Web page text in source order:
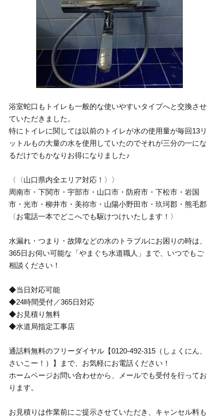
浴室蛇口もトイレも一般的な使いやすいタイプへと交換させ
ていただきました。
特にトイレに関しては以前のトイレが水の使用量が毎回13リ
ットルもの大量の水を使用していたのでそれが三分の一にな
るだけでもかなりお得になりました♪
〈〈山口県内全エリア対応！〉〉
周南市・下関市・宇部市・山口市・防府市・下松市・岩国
市・光市・柳井市・美祢市・山陽小野田市・玖珂郡・熊毛郡
〈お電話一本でどこへでも駆けつけいたします！〉
水漏れ・つまり・故障などの水のトラブルにお困りの時は、
365日お伺い可能な「やまぐち水道職人」まで、いつでもご
相談ください！
◆当日対応可能
◆24時間受付／365日対応
◆お見積り無料
◆水道局指定工事店
通話料無料のフリーダイヤル【0120-492-315（しょくにん、
さいこー！）】まで、お気軽にお電話ください！
ホームページお問い合わせから、メールでも受付を行ってお
ります。
お見積りは作業前にご提示させていただき、キャンセル料も